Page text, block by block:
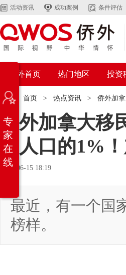
活动资讯 成功案例 条件评估
侨外首页 热门地区 投资
位置： 首页 > 热点资讯 > 侨外加
侨外加拿大移
国人口的1%
2021-06-15 18:19
最近，有一个国
榜样。
专
家
在
线